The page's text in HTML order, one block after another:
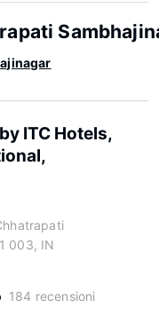
ITC Hotels,
003, IN
184 recensioni